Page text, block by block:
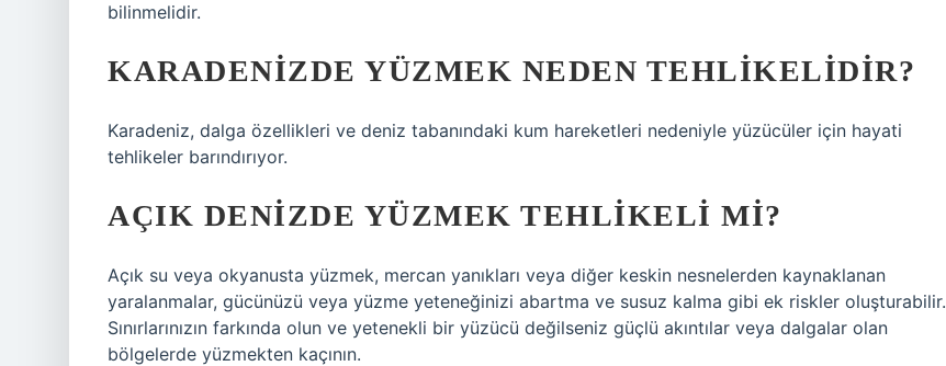
bilinmelidir.
KARADENIZDE YÜZMEK NEDEN TEHLIKELIDIR?
Karadeniz, dalga özellikleri ve deniz tabanındaki kum hareketleri nedeniyle yüzücüler için hayati
tehlikeler barındırıyor.
AÇIK DENIZDE YÜZMEK TEHLIKELI MI?
Açık su veya okyanusta yüzmek, mercan yanıkları veya diğer keskin nesnelerden kaynaklanan
yaralanmalar, gücünüzü veya yüzme yeteneğinizi abartma ve susuz kalma gibi ek riskler oluşturabilir.
Sınırlarınızın farkında olun ve yetenekli bir yüzücü değilseniz güçlü akıntılar veya dalgalar olan
bölgelerde yüzmekten kaçının.